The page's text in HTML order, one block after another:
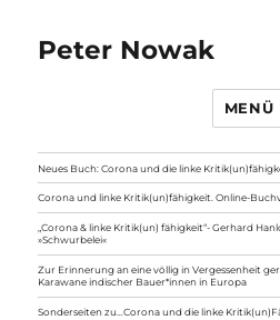
Peter Nowak
MENÜ
Neues Buch: Corona und die linke
Corona und linke Kritik(un)fähigkeit. Online-
„Corona & linke Kritik(un) fähigkeit“- Gerhard
»Schwurbelei«
Zur Erinnerung an eine völlig in Vergessenheit
Karawane indischer Bauer*innen in Europa
Sonderseiten zu…Corona und die linke